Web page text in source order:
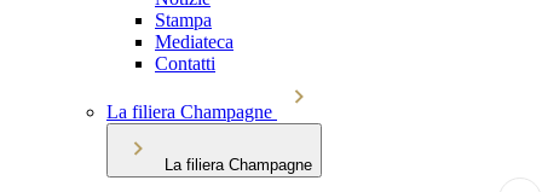
Stampa
Mediateca
Contatti
La filiera Champagne
La filiera Champagne